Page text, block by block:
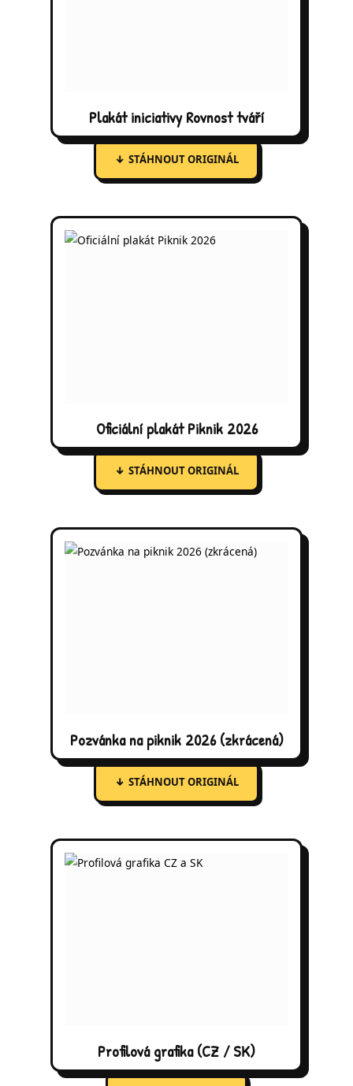
Plakát iniciativy Rovnost tváří
↓ STÁHNOUT ORIGINÁL
Oficiální plakát Piknik 2026
↓ STÁHNOUT ORIGINÁL
Pozvánka na piknik 2026 (zkrácená)
↓ STÁHNOUT ORIGINÁL
Profilová grafika (CZ / SK)